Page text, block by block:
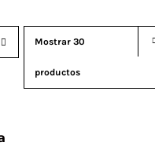
Mostrar 30
productos